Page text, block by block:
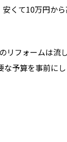
くて10万円か
リフォームは流
な予算を事前に